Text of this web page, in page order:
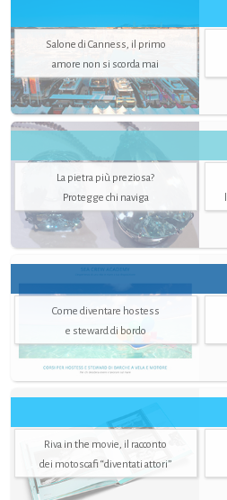
Salone di Canness, il primo
amore non si scorda mai
La pietra più preziosa?
Protegge chi naviga
Come diventare hostess
e steward di bordo
Riva in the movie, il racconto
dei motoscafi “diventati attori”